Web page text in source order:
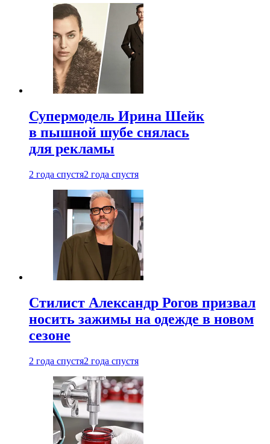
Супермодель Ирина Шейк
в пышной шубе снялась
для рекламы
2 года спустя2 года спустя
Стилист Александр Рогов призвал
носить зажимы на одежде в новом
сезоне
2 года спустя2 года спустя